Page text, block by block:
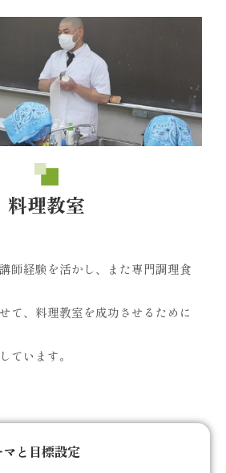
料理教室
師経験を活かし、また専門調理食
て、料理教室を成功させるために
ています。
と目標設定